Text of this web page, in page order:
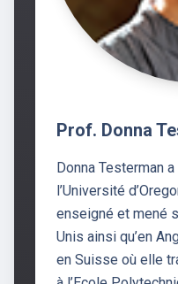
Prof. Donna
Donna Testerman
l’Université
enseigné et mené
Unis ainsi qu’en
en Suisse où elle